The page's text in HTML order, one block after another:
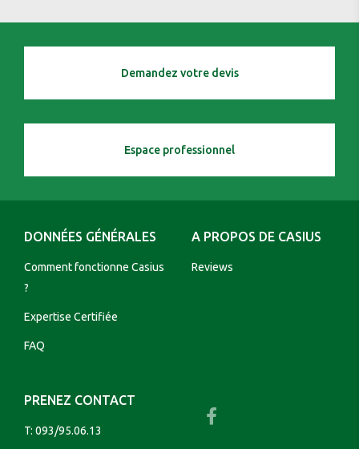
Demandez votre devis
Espace professionnel
DONNÉES GÉNÉRALES
Comment fonctionne Casius
?
Expertise Certifiée
FAQ
A PROPOS DE CASIUS
Reviews
PRENEZ CONTACT
T: 093/95.06.13